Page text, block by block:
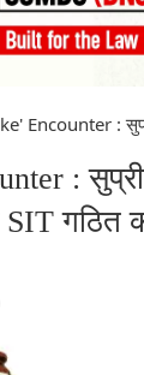
Encounter :
:
गठित